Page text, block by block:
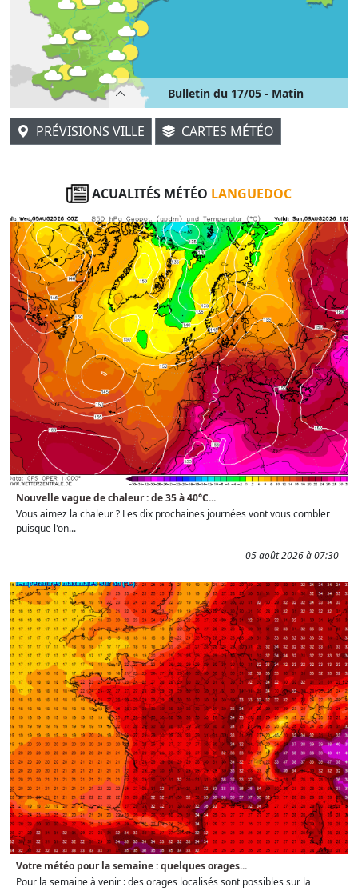
Bulletin du 17/05 - Matin
PRÉVISIONS VILLE CARTES MÉTÉO
ACUALITÉS MÉTÉO LANGUEDOC
Nouvelle vague de chaleur : de 35 à 40°C...
Vous aimez la chaleur ? Les dix prochaines journées vont vous combler
puisque l'on...
05 août 2026 à 07:30
Votre météo pour la semaine : quelques orages...
Pour la semaine à venir : des orages localisés sont possibles sur la